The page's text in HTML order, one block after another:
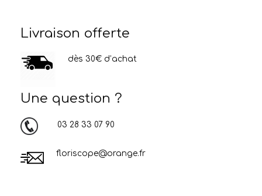
Livraison offerte
dès 30€ d’achat
Une question ?
03 28 33 07 90
floriscope@orange.fr